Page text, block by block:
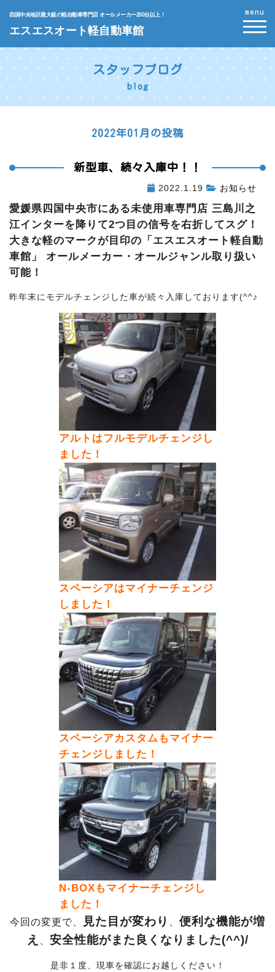
四国中央地区最大級の軽自動車専門店 オールメーカー200台以上！
エスエスオート軽自動車館
menu
スタッフブログ
blog
2022年01月の投稿
新型車、続々入庫中！！
2022.1.19 お知らせ
愛媛県四国中央市にある未使用車専門店 三島川之
江インターを降りて2つ目の信号を右折してスグ！
大きな軽のマークが目印の「エスエスオート軽自動
車館」 オールメーカー・オールジャンル取り扱い
可能！
昨年末にモデルチェンジした車が続々入庫しております(^^♪
アルトはフルモデルチェンジし
ました！
スペーシアはマイナーチェンジ
しました！
スペーシアカスタムもマイナー
チェンジしました！
N-BOXもマイナーチェンジし
ました！
今回の変更で、 見た目が変わり
便利な機能が増
え
安全性能がまた良くなりました(^^)/
是非１度、現車を確認にお越しください！